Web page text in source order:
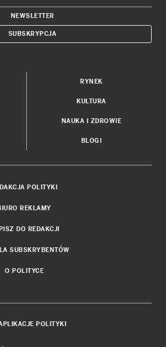
NEWSLETTER
SUBSKRYPCJA
RYNEK
KULTURA
NAUKA I ZDROWIE
BLOGI
POLITYKI
REKLAMY
DO REDAKCJI
SUBSKRYBENTÓW
O POLITYCE
POLITYKI